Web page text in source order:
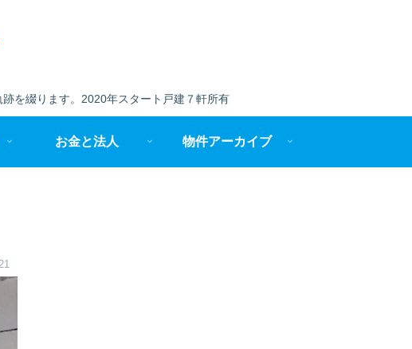
を綴ります。2020年スタート戸建７軒所有
お金と法人 物件アーカイブ